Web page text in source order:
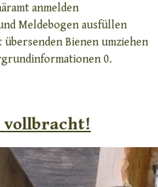
anmelden
Meldebogen ausfüllen
Bienen umziehen
0.
vollbracht!